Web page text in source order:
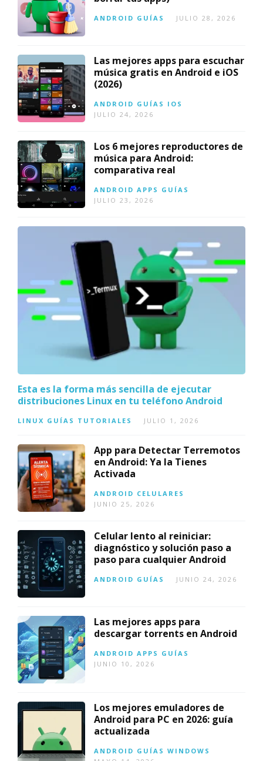
ANDROID GUÍAS JULIO 28, 2026
Las mejores apps para escuchar
música gratis en Android e iOS
(2026)
ANDROID GUÍAS IOS
JULIO 24, 2026
Los 6 mejores reproductores de
música para Android:
comparativa real
ANDROID APPS GUÍAS
JULIO 23, 2026
Esta es la forma más sencilla de ejecutar
distribuciones Linux en tu teléfono Android
LINUX GUÍAS TUTORIALES JULIO 1, 2026
App para Detectar Terremotos
en Android: Ya la Tienes
Activada
ANDROID CELULARES
JUNIO 25, 2026
Celular lento al reiniciar:
diagnóstico y solución paso a
paso para cualquier Android
ANDROID GUÍAS JUNIO 24, 2026
Las mejores apps para
descargar torrents en Android
ANDROID APPS GUÍAS
JUNIO 10, 2026
Los mejores emuladores de
Android para PC en 2026: guía
actualizada
ANDROID GUÍAS WINDOWS